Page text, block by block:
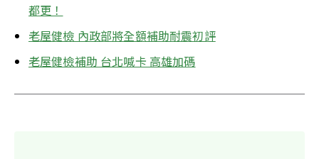
都更！
老屋健檢 內政部將全額補助耐震初評
老屋健檢補助 台北喊卡 高雄加碼